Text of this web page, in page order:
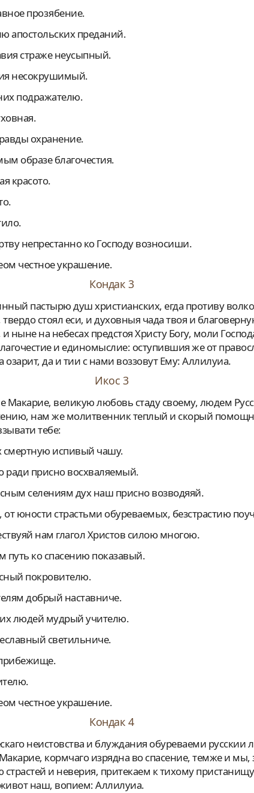
прозябение.
апостольских преданий.
страже неусыпный.
несокрушимый.
подражателю.
охранение.
образе благочестия.
красото.
непрестанно ко Господу возносиши.
честное украшение.
Кондак 3
твердо стоял еси, и духовныя чада твоя и
ныне на небесах предстоя Христу Богу, моли
и единомыслие: оступившия же от
озарит, да и тии с нами воззовут Ему: Аллилуиа.
Икос 3
нам же молитвенник теплый и скорый
тебе:
смертную испивый чашу.
ради присно восхваляемый.
селениям дух наш присно возводяяй.
от юности страстьми обуреваемых, безстрастию
нам глагол Христов силою многою.
путь ко спасению показавый.
покровителю.
добрый наставниче.
людей мудрый учителю.
светильниче.
честное украшение.
Кондак 4
кормчаго изрядна во спасение, темже и мы,
и неверия, притекаем к тихому
наш, вопием: Аллилуиа.